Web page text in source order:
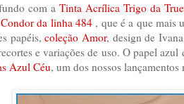
com a Tinta Acrílica Trigo da
da linha 484 , que é a que mais
papéis,coleção Amor, design de
e variações de uso. O papel
Azul Céu, um dos nossos lançamentos